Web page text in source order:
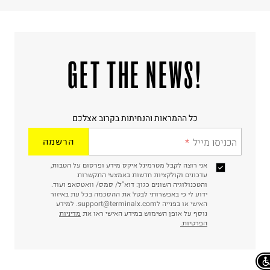
!GET THE NEWS
כל ההמראות והנחיתות בקרוב אצלכם
הכניסו מייל הרשמה
אני רוצה לקבל מטרמינל איקס מידע ופרסום על הטבות,
עדכונים וקולקציות חדשות באמצעי התקשרות
והטכנולוגיה השונים כגון: דוא"ל/ סמס/ וואטסאפ ועוד.
ידוע לי כי באפשרותי לבטל את ההסכמה בכל עת באיזור
האישי או בפנייה לsupport@terminalx.com. למידע
נוסף על אופן השימוש במידע האישי ראו את מדיניות
הפרטיות.